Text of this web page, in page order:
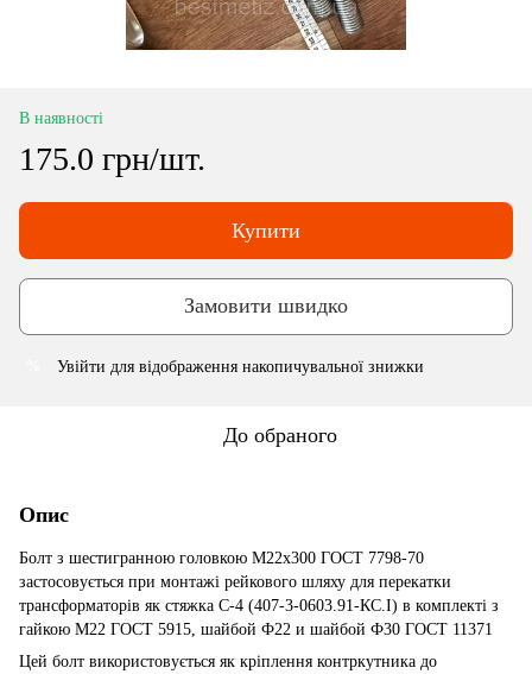
В наявності
175.0 грн/шт.
Купити
Замовити швидко
Увійти для відображення накопичувальної знижки
До обраного
Опис
Болт з шестигранною головкою М22х300 ГОСТ 7798-70
застосовується при монтажі рейкового шляху для перекатки
трансформаторів як стяжка С-4 (407-3-0603.91-КС.І) в комплекті з
гайкою М22 ГОСТ 5915, шайбой Ф22 и шайбой Ф30 ГОСТ 11371
Цей болт використовується як кріплення контркутника до